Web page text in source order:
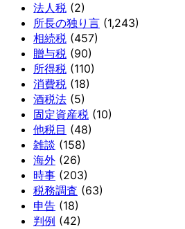
法人税 (2)
所長の独り言 (1,243)
相続税 (457)
贈与税 (90)
所得税 (110)
消費税 (18)
酒税法 (5)
固定資産税 (10)
他税目 (48)
雑談 (158)
海外 (26)
時事 (203)
税務調査 (63)
申告 (18)
判例 (42)